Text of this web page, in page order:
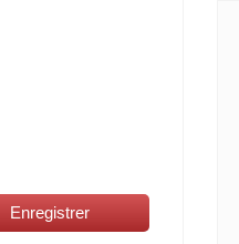
Enregistrer